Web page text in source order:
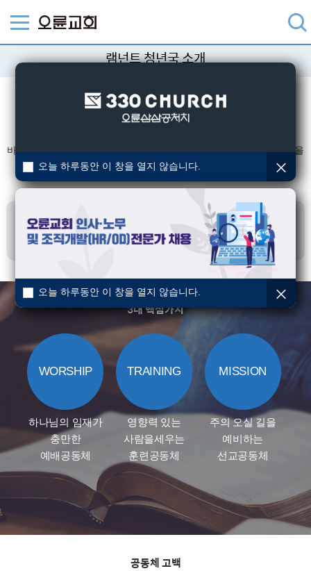
램넌트 청년국 소개
램넌트 청년국
바알 세대에 무릎 꿇지 않고 이 시대의 남은 자(Remnant)로서의 사명을
감당하는영향력 있는 청년들을 길러내는 공동체
내가 나를 위하여 바알에게 무릎을 꿇지 아니한 사람 칠천 명을
남겨두었다 하셨으니 그런즉 이와 같이 지금도 은혜로 택하심을
따라 남은 자(Remnant)가 있느니라
로마서 11장 4-5절
3대 핵심가치
WORSHIP
하나님의 임재가
충만한
예배공동체
TRAINING
영향력 있는
사람을세우는
훈련공동체
MISSION
주의 오실 길을
예비하는
선교공동체
공동체 고백
오늘 하루동안 이 창을 열지 않습니다.
오늘 하루동안 이 창을 열지 않습니다.